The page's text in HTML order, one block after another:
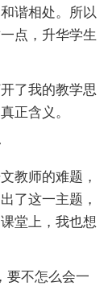
谐相处。所以
点，升华学生
了我的教学思
正含义。
教师的难题，
了这一主题，
堂上，我也想
要不怎么会一